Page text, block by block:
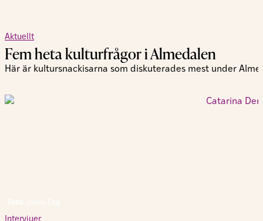
Aktuellt
Fem heta kulturfrågor i Almedalen
Här är kultursnackisarna som diskuterades mest under